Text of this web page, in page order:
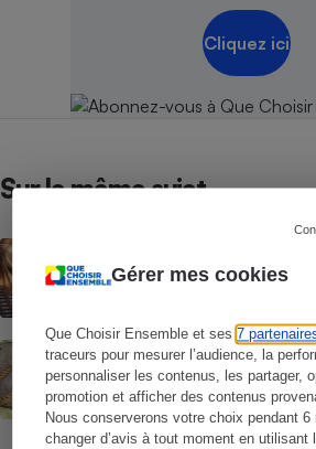
Gérer mes cookies
Que Choisir Ensemble et ses7
traceurs pour mesurer l’audience, la
personnaliser les contenus, les partager,
promotion et afficher des contenus
Nous conserverons votre choix pendant 6
changer d’avis à tout moment en utilisant
Cliquez ici
Sur le même sujet
Les moustiques vont-
répulsif le plus
ACTION QUE CHOISIR ENSEMBLE
Test des crèmes
Temu, Shein et
dangereuses pour la
consommateurs